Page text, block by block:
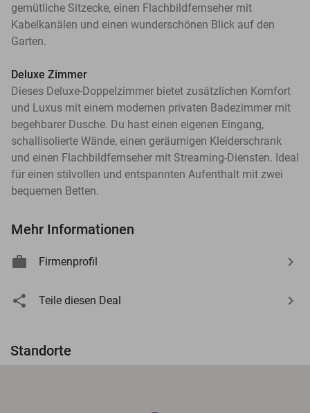
gemütliche Sitzecke, einen Flachbildfernseher mit
Kabelkanälen und einen wunderschönen Blick auf den
Garten.
Deluxe Zimmer
Dieses Deluxe-Doppelzimmer bietet zusätzlichen Komfort
und Luxus mit einem modernen privaten Badezimmer mit
begehbarer Dusche. Du hast einen eigenen Eingang,
schallisolierte Wände, einen geräumigen Kleiderschrank
und einen Flachbildfernseher mit Streaming-Diensten. Ideal
für einen stilvollen und entspannten Aufenthalt mit zwei
bequemen Betten.
Mehr Informationen
Firmenprofil
Teile diesen Deal
Standorte